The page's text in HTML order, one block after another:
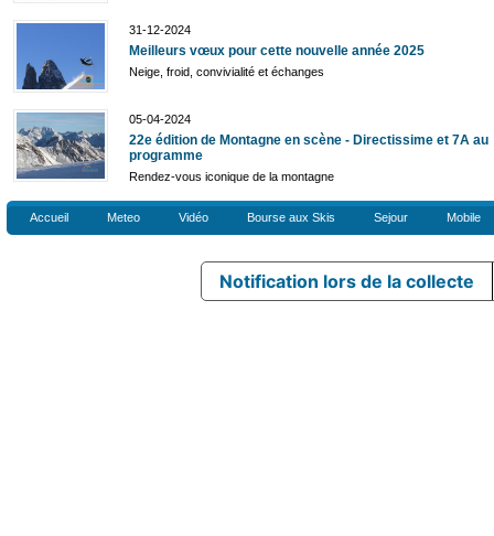
31-12-2024
Meilleurs vœux pour cette nouvelle année 2025
Neige, froid, convivialité et échanges
05-04-2024
22e édition de Montagne en scène - Directissime et 7A au
programme
Rendez-vous iconique de la montagne
Accueil Meteo Vidéo Bourse aux Skis Sejour Mobile
Notification lors de la collecte